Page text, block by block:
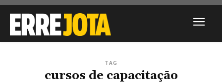
TAG
cursos de capacitação